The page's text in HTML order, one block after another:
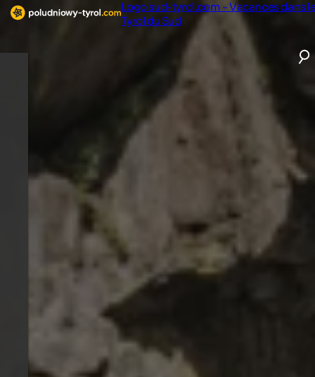
Logo sud-tyrol.com - Vacances dans
Tyrol du Sud